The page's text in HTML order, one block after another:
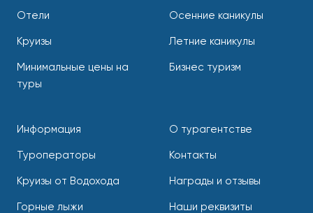
Отели
Круизы
Минимальные цены на
туры
Осенние каникулы
Летние каникулы
Бизнес туризм
Информация
Туроператоры
Круизы от Водохода
Горные лыжи
О турагентстве
Контакты
Награды и отзывы
Наши реквизиты